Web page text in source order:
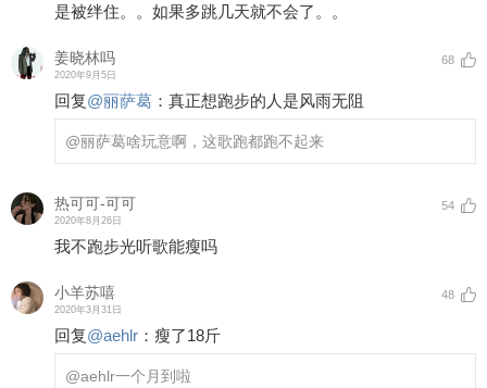
是被绊住。。如果多跳几天就不会了。。
姜晓林吗
2020年9月5日
68
回复@丽萨葛 ： 真正想跑步的人是风雨无阻
@丽萨葛啥玩意啊，这歌跑都跑不起来
热可可-可可
2020年8月26日
54
我不跑步光听歌能瘦吗
小羊苏嘻
2020年3月31日
48
回复@aehlr ： 瘦了18斤
@aehlr一个月到啦